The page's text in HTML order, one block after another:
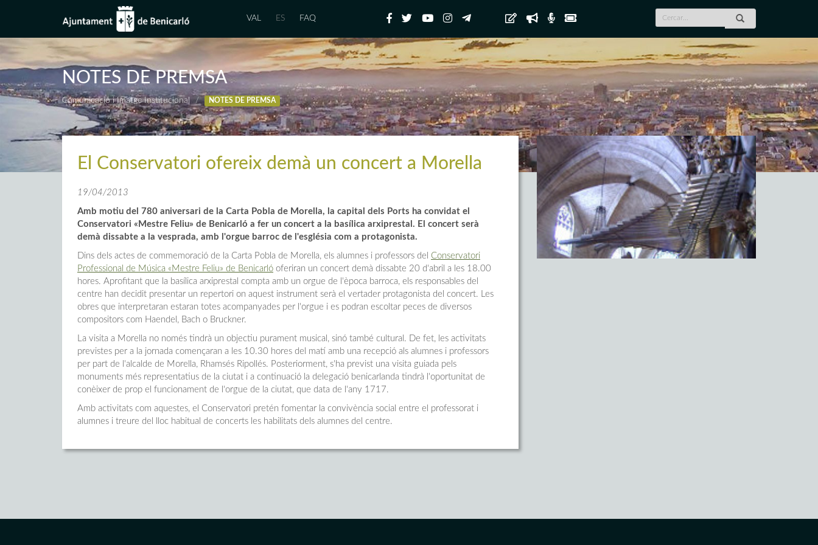
VAL ES FAQ
NOTES DE PREMSA
Comunicació i Imatge Institucional NOTES DE PREMSA
El Conservatori ofereix demà un concert a Morella
19/04/2013
Amb motiu del 780 aniversari de la Carta Pobla de Morella, la capital dels Ports ha convidat el
Conservatori «Mestre Feliu» de Benicarló a fer un concert a la basílica arxiprestal. El concert serà
demà dissabte a la vesprada, amb l'orgue barroc de l'església com a protagonista.
Dins dels actes de commemoració de la Carta Pobla de Morella, els alumnes i professors del Conservatori
Professional de Música «Mestre Feliu» de Benicarló oferiran un concert demà dissabte 20 d'abril a les 18.00
hores. Aprofitant que la basílica arxiprestal compta amb un orgue de l'època barroca, els responsables del
centre han decidit presentar un repertori on aquest instrument serà el vertader protagonista del concert. Les
obres que interpretaran estaran totes acompanyades per l'orgue i es podran escoltar peces de diversos
compositors com Haendel, Bach o Bruckner.
La visita a Morella no només tindrà un objectiu purament musical, sinó també cultural. De fet, les activitats
previstes per a la jornada començaran a les 10.30 hores del matí amb una recepció als alumnes i professors
per part de l'alcalde de Morella, Rhamsés Ripollés. Posteriorment, s'ha previst una visita guiada pels
monuments més representatius de la ciutat i a continuació la delegació benicarlanda tindrà l'oportunitat de
conèixer de prop el funcionament de l'orgue de la ciutat, que data de l'any 1717.
Amb activitats com aquestes, el Conservatori pretén fomentar la convivència social entre el professorat i
alumnes i treure del lloc habitual de concerts les habilitats dels alumnes del centre.